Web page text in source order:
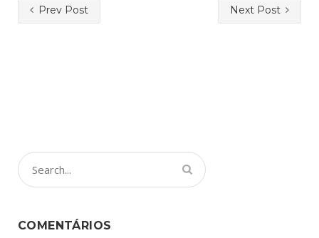
Prev Post Next Post
COMENTÁRIOS